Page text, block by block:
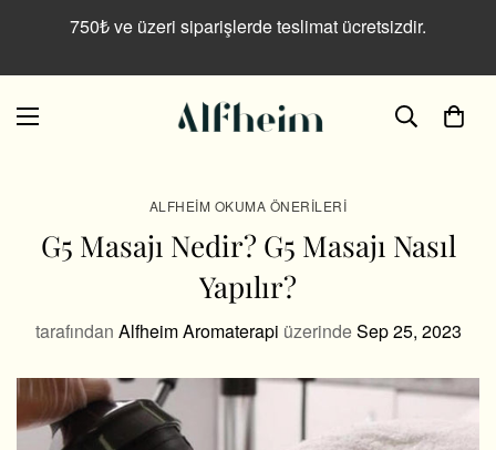
750₺ ve üzeri siparişlerde teslimat ücretsizdir.
ALFHEIM OKUMA ÖNERILERI
G5 Masajı Nedir? G5 Masajı Nasıl
Yapılır?
tarafından Alfheim Aromaterapi üzerindeSep 25, 2023